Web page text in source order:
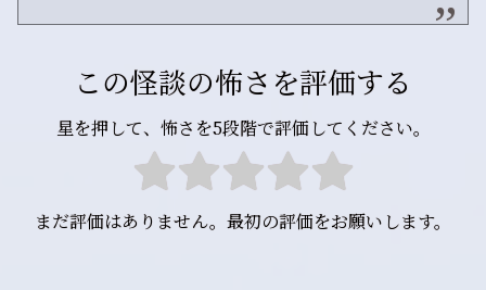
この怪談の怖さを評価する
星を押して、怖さを5段階で評価してください。
まだ評価はありません。最初の評価をお願いします。